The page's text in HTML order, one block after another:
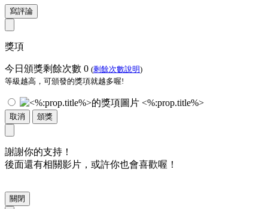
寫評論
獎項
今日頒獎剩餘次數 0 (剩餘次數說明)
等級越高，可頒發的獎項就越多喔!
<%:prop.title%>
取消 頒獎
謝謝你的支持！
後面還有相關影片，或許你也會喜歡喔！
關閉